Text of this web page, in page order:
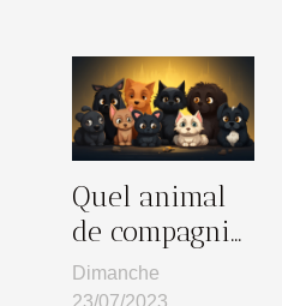
Quel animal
de compagnie
choisir ?
Dimanche
23/07/2023